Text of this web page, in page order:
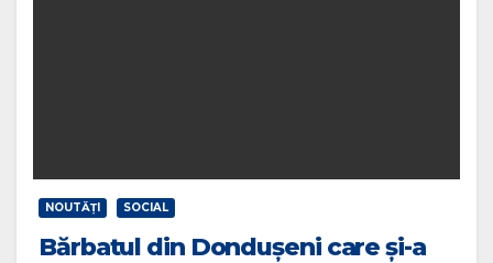
NOUTĂŢI SOCIAL
Bărbatul din Dondușeni care și-a